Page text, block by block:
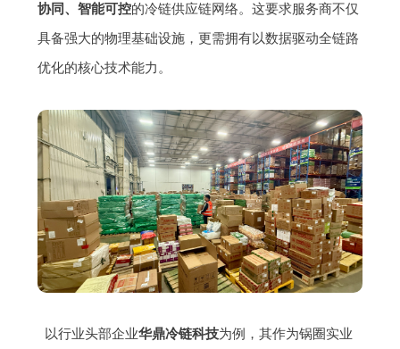
协同、智能可控的冷链供应链网络。这要求服务商不仅
具备强大的物理基础设施，更需拥有以数据驱动全链路
优化的核心技术能力。
以行业头部企业华鼎冷链科技为例，其作为锅圈实业